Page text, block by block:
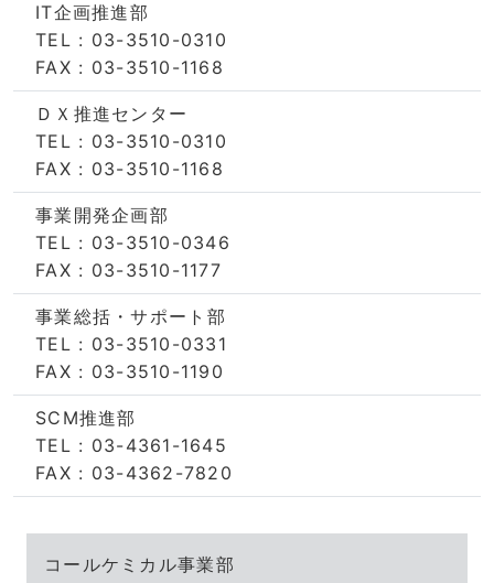
IT企画推進部
TEL : 03-3510-0310
FAX : 03-3510-1168
ＤＸ推進センター
TEL : 03-3510-0310
FAX : 03-3510-1168
事業開発企画部
TEL : 03-3510-0346
FAX : 03-3510-1177
事業総括・サポート部
TEL : 03-3510-0331
FAX : 03-3510-1190
SCM推進部
TEL : 03-4361-1645
FAX : 03-4362-7820
コールケミカル事業部